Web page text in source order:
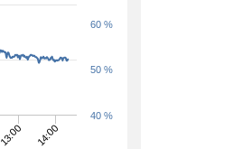
13:00 14:00
40 %
50 %
60 %